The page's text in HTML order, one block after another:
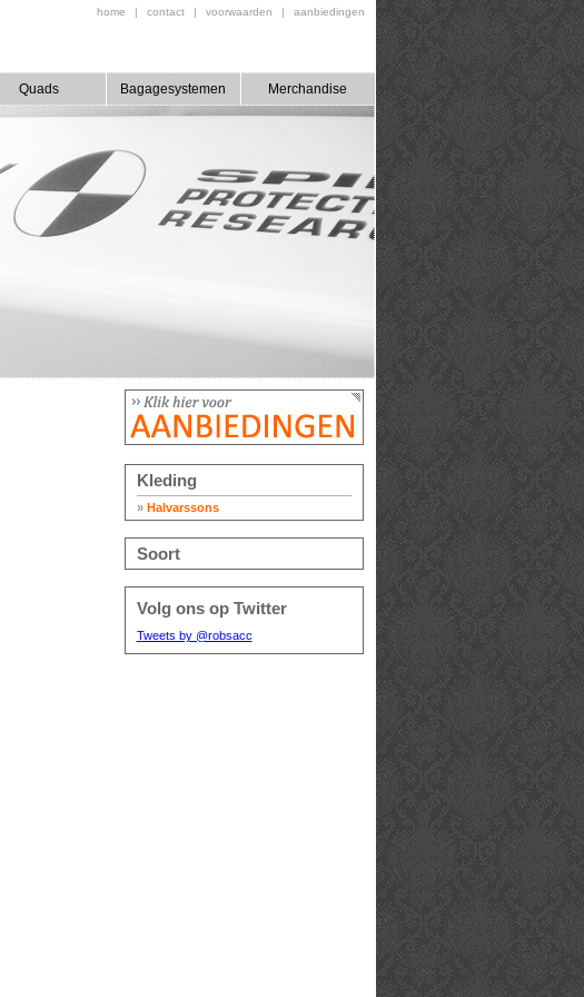
home | contact | voorwaarden | aanbiedingen
Quads Bagagesystemen Merchandise
Kleding
» Halvarssons
Soort
Volg ons op Twitter
Tweets by @robsacc